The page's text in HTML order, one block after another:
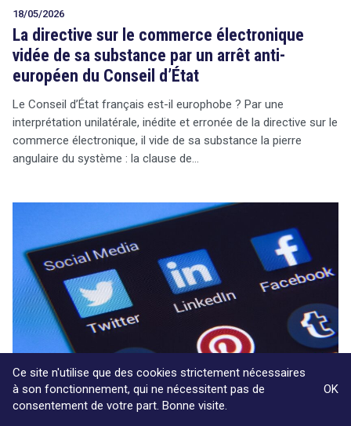
18/05/2026
La directive sur le commerce électronique
vidée de sa substance par un arrêt anti-
européen du Conseil d’État
Le Conseil d’État français est-il europhobe ? Par une
interprétation unilatérale, inédite et erronée de la directive sur le
commerce électronique, il vide de sa substance la pierre
angulaire du système : la clause de…
Ce site n'utilise que des cookies strictement nécessaires
à son fonctionnement, qui ne nécessitent pas de
consentement de votre part. Bonne visite.
OK